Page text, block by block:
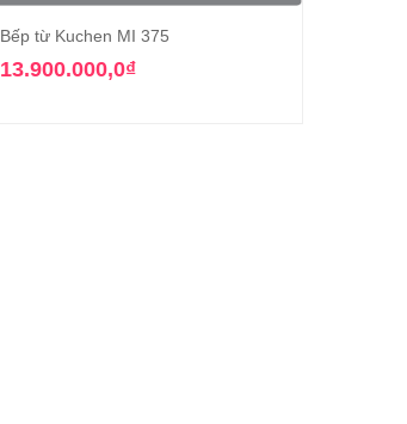
Thêm vào giỏ hàng
Bếp từ Kuchen MI 375
13.900.000,0₫